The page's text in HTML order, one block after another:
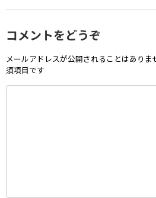
コメントをどうぞ
メールアドレスが公開されることはありま
須項目です